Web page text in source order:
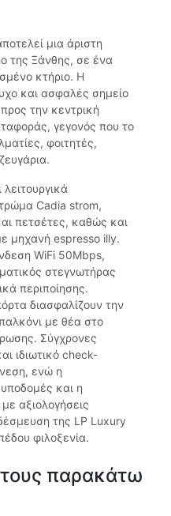
μια άριστη
της Ξάνθης, σε ένα
κτήριο. Η
και ασφαλές σημείο
την κεντρική
γεγονός που το
φοιτητές,
Cadia strom,
πετσέτες, καθώς και
μηχανή espresso illy.
WiFi 50Mbps,
στεγνωτήρας
περιποίησης.
διασφαλίζουν την
με θέα στο
Σύγχρονες
ιδιωτικό check-
ενώ η
και η
αξιολογήσεις
της LP Luxury
φιλοξενία.
παρακάτω